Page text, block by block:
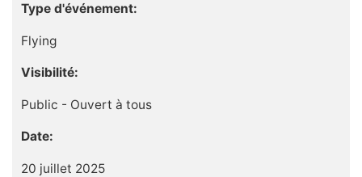
Type d'événement:
Flying
Visibilité:
Public - Ouvert à tous
Date:
20 juillet 2025